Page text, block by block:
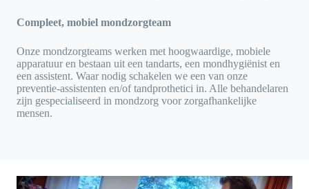
Compleet, mobiel mondzorgteam
Onze mondzorgteams werken met hoogwaardige, mobiele
apparatuur en bestaan uit een tandarts, een mondhygiënist en
een assistent. Waar nodig schakelen we een van onze
preventie-assistenten en/of tandprothetici in. Alle behandelaren
zijn gespecialiseerd in mondzorg voor zorgafhankelijke
mensen.